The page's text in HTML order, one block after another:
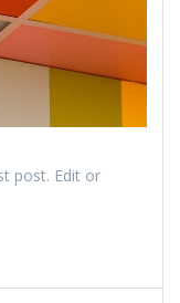
post. Edit or